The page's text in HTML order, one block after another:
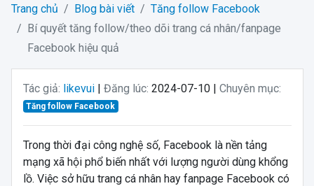
Trang chủ Blog bài viết
Tăng follow Facebook
Bí quyết tăng follow/theo dõi trang cá nhân/fanpage
Facebook hiệu quả
Tác giả: likevui| Đăng lúc: 2024-07-10 | Chuyên mục:
Tăng follow Facebook
Trong thời đại công nghệ số, Facebook là nền tảng
mạng xã hội phổ biến nhất với lượng người dùng khổng
lồ. Việc sở hữu trang cá nhân hay fanpage Facebook có